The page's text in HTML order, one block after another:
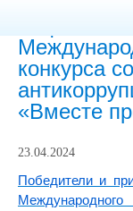
конкурса
«Вместе
23.04.2024
Победители и